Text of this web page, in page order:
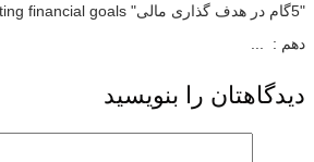
دهم : ...
دیدگاهتان را بنویسید